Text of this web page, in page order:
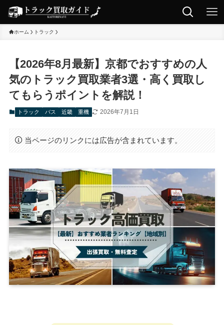
ホーム トラック
【2026年8月最新】京都でおすすめの人
気のトラック買取業者3選・高く買取し
てもらうポイントを解説！
トラック バス 近畿 重機 2026年7月1日
当ページのリンクには広告が含まれています。